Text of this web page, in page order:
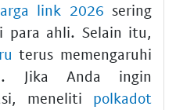
link 2026 sering
para ahli. Selain itu,
terus memengaruhi
Jika Anda ingin
meneliti polkadot